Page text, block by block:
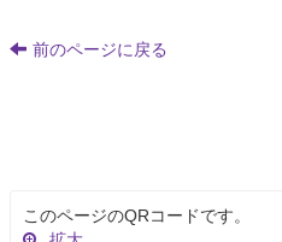
前のページに戻る
このページのQRコードです。